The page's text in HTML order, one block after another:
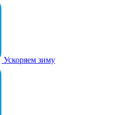
Ускоряем зиму